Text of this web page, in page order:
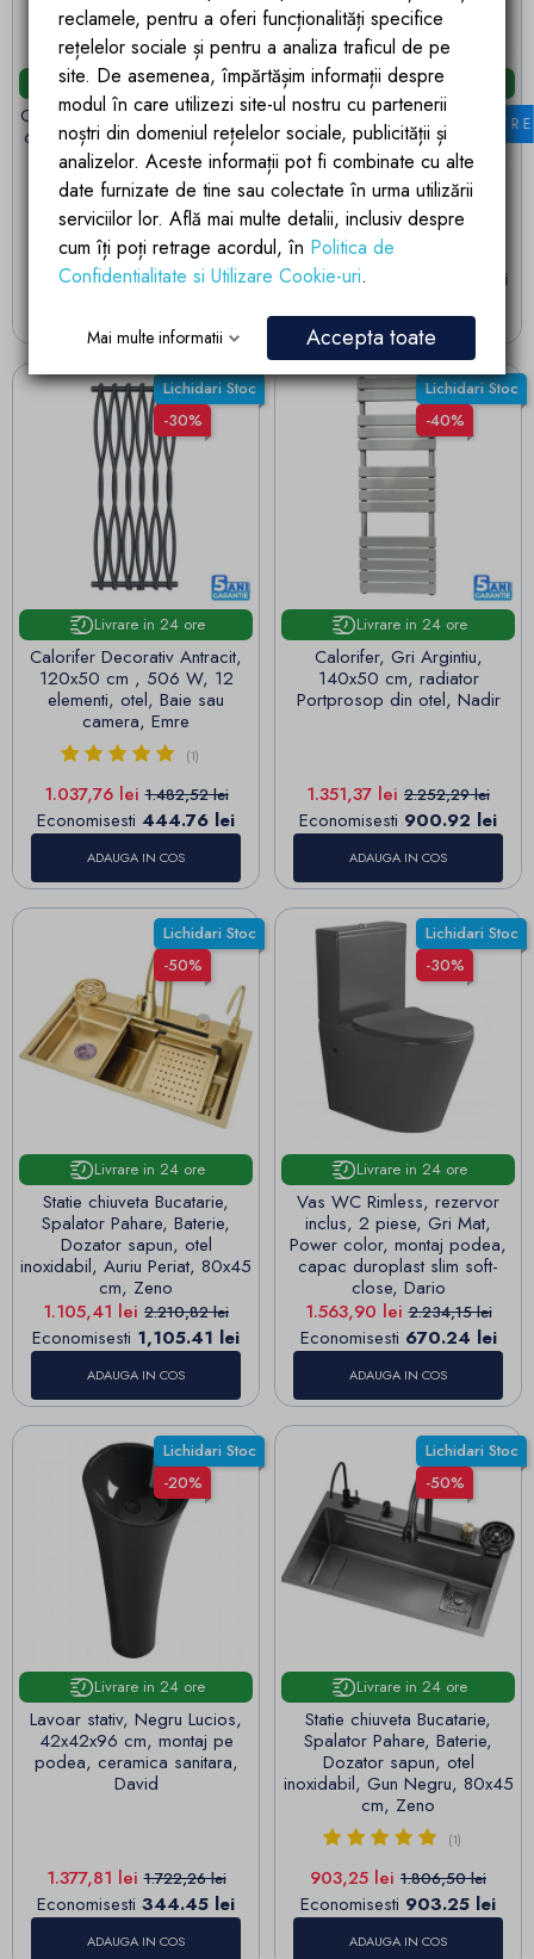
Livrare in 24 ore
Calorifer Antracit, 112x60 cm,
662 W, 15 elementi, radiator
Portprosop din otel, Emir
Pret
1.994,56 leiPret de baza
2.266,55 lei
Economisesti271.99 lei
Livrare in 24 ore
Cada de baie Kevin, Acril
sanitar, Negru Lucios interior
si exterior, 160 sau 170 cm,
izolare termica, freestanding
(1)
Pret
3.003,66 lei
Economisesti 2,002.44 lei
VEZI VARIANTELE
Lichidari Stoc
-30%
Livrare in 24 ore
Calorifer Decorativ Antracit,
120x50 cm , 506 W, 12
elementi, otel, Baie sau
camera, Emre
(1)
Pret
1.037,76 leiPret de baza
1.482,52 lei
Economisesti 444.76 lei
ADAUGA IN COS
Lichidari Stoc
-40%
Livrare in 24 ore
Calorifer, Gri Argintiu,
140x50 cm, radiator
Portprosop din otel, Nadir
Pret
1.351,37 lei Pret de baza
2.252,29 lei
Economisesti 900.92 lei
ADAUGA IN COS
Lichidari Stoc
-50%
Livrare in 24 ore
Statie chiuveta Bucatarie,
Spalator Pahare, Baterie,
Dozator sapun, otel
inoxidabil, Auriu Periat, 80x45
cm, Zeno
Pret
1.105,41 lei Pret de baza
2.210,82 lei
Economisesti 1,105.41 lei
ADAUGA IN COS
Lichidari Stoc
-30%
Livrare in 24 ore
Vas WC Rimless, rezervor
inclus, 2 piese, Gri Mat,
Power color, montaj podea,
capac duroplast slim soft-
close, Dario
Pret
1.563,90 leiPret de baza
2.234,15 lei
Economisesti 670.24 lei
ADAUGA IN COS
Lichidari Stoc
-20%
Livrare in 24 ore
Lavoar stativ, Negru Lucios,
42x42x96 cm, montaj pe
podea, ceramica sanitara,
David
Pret
1.377,81 leiPret de baza
1.722,26 lei
Economisesti 344.45 lei
ADAUGA IN COS
Lichidari Stoc
-50%
Livrare in 24 ore
Statie chiuveta Bucatarie,
Spalator Pahare, Baterie,
Dozator sapun, otel
inoxidabil, Gun Negru, 80x45
cm, Zeno
(1)
Pret
903,25 lei Pret de baza
1.806,50 lei
Economisesti 903.25 lei
ADAUGA IN COS
reclamele, pentru a oferi funcționalități specifice
rețelelor sociale și pentru a analiza traficul de pe
site. De asemenea, împărtășim informații despre
modul în care utilizezi site-ul nostru cu partenerii
noștri din domeniul rețelelor sociale, publicității și
analizelor. Aceste informații pot fi combinate cu alte
date furnizate de tine sau colectate în urma utilizării
serviciilor lor. Află mai multe detalii, inclusiv despre
cum îți poți retrage acordul, în Politica de
Confidentialitate si Utilizare Cookie-uri.
Mai multe informatii Accepta toate
FILTRE